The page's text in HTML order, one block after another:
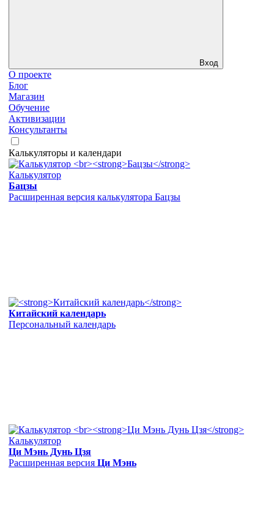
Вход
О проекте
Блог
Магазин
Обучение
Активизации
Консультанты
Калькуляторы и календари
Калькулятор
Бацзы
Расширенная версия калькулятора Бацзы
Китайский календарь
Персональный календарь
Калькулятор
Ци Мэнь Дунь Цзя
Расширенная версия Ци Мэнь